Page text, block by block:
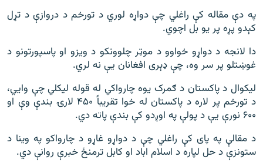
په دې مقاله کې راغلي چې دواړه لوري د تورخم د دروازې د تړل
کېدو پړه پر یو بل اچوي.
دا لانجه د دواړو خواوو د موټر چلوونکو د ویزو او پاسپورتونو د
غوښتلو پر سر وه، چې ډېری افغانان یې نه لري.
لیکوال د پاکستان د ګمرک یوه چارواکي له قوله لیکلي چې وايي،
د تورخم پر لاره د پاکستان له خوا تقریباً ۴۵۰ لارۍ بندې وې او
۶۰۰ نورې یې د پولې په اوږدو کې بندې پاته دي.
د مقالې په پای کې راغلي چې د دواړو غاړو د چارواکو په وینا د
ستونزې د حل لپاره د اسلام اباد او کابل ترمنځ خبرې روانې دي.